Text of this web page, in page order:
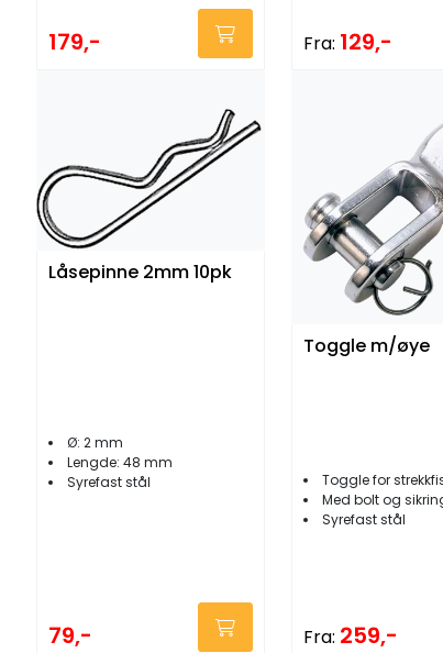
179,- Fra: 129,-
Låsepinne 2mm 10pk
Ø: 2 mm
Lengde: 48 mm
Syrefast stål
79,-
Toggle m/øye
Toggle for
Med bolt og
Syrefast stål
Fra: 259,-